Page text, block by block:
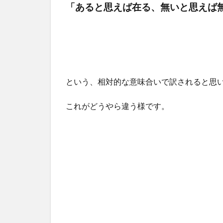
「あると思えば在る、無いと思えば
という、相対的な意味合いで訳されると思
これがどうやら違う様です。